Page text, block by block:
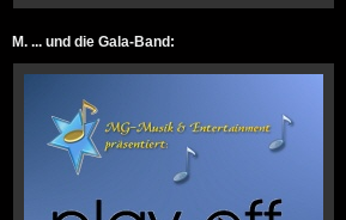
M. ... und die Gala-Band: